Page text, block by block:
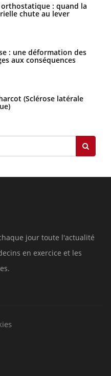
: quand la
chute au lever
: une déformation des
aux conséquences
(Sclérose latérale
jour toute l'actualité
en exercice et les